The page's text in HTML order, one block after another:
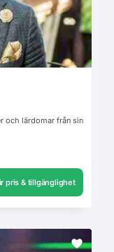
och lärdomar från sin
pris & tillgänglighet